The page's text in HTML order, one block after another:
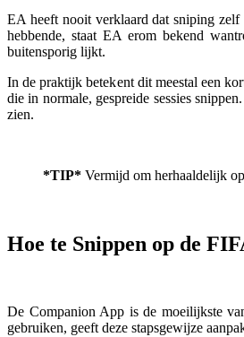
EA heeft nooit verklaard dat sniping
hebbende, staat EA erom bekend
buitensporig lijkt.
In de praktijk betekent dit meestal een
die in normale, gespreide sessies
zien.
*TIP* Vermijd om herhaaldelijk
Hoe te Snippen op de
De Companion App is de moeilijkste
gebruiken, geeft deze stapsgewijze